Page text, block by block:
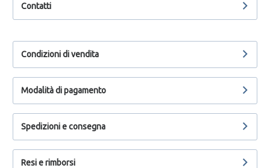
Contatti
Condizioni di vendita
Modalità di pagamento
Spedizioni e consegna
Resi e rimborsi